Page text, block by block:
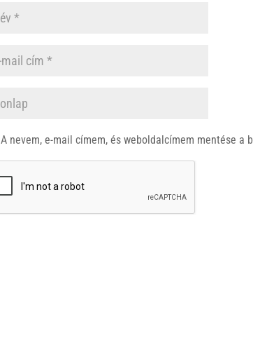
A nevem, e-mail címem, és weboldalcímem mentése a